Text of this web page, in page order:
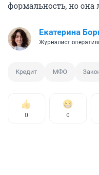
формальность, но она
Екатерина
Журналист
Кредит МФО
0 0